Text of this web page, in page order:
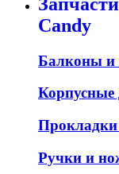
Candy
Балконы и
Корпусные
Прокладки
Ручки и